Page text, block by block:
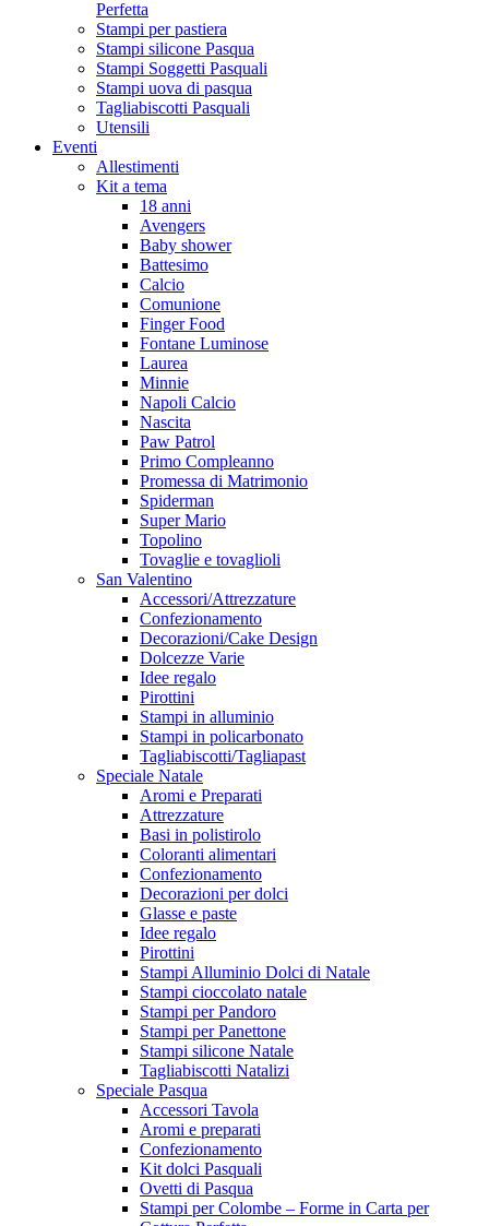
Perfetta
Stampi per pastiera
Stampi silicone Pasqua
Stampi Soggetti Pasquali
Stampi uova di pasqua
Tagliabiscotti Pasquali
Utensili
Eventi
Allestimenti
Kit a tema
18 anni
Avengers
Baby shower
Battesimo
Calcio
Comunione
Finger Food
Fontane Luminose
Laurea
Minnie
Napoli Calcio
Nascita
Paw Patrol
Primo Compleanno
Promessa di Matrimonio
Spiderman
Super Mario
Topolino
Tovaglie e tovaglioli
San Valentino
Accessori/Attrezzature
Confezionamento
Decorazioni/Cake Design
Dolcezze Varie
Idee regalo
Pirottini
Stampi in alluminio
Stampi in policarbonato
Tagliabiscotti/Tagliapast
Speciale Natale
Aromi e Preparati
Attrezzature
Basi in polistirolo
Coloranti alimentari
Confezionamento
Decorazioni per dolci
Glasse e paste
Idee regalo
Pirottini
Stampi Alluminio Dolci di Natale
Stampi cioccolato natale
Stampi per Pandoro
Stampi per Panettone
Stampi silicone Natale
Tagliabiscotti Natalizi
Speciale Pasqua
Accessori Tavola
Aromi e preparati
Confezionamento
Kit dolci Pasquali
Ovetti di Pasqua
Stampi per Colombe – Forme in Carta per